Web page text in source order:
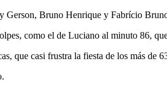
Bruno Henrique y Fabrício
como el de Luciano al minuto 86,
que casi frustra la fiesta de los más de